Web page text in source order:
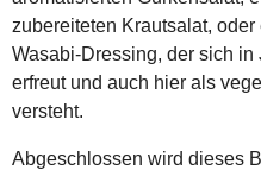
zubereiteten Krautsalat,
Wasabi-Dressing, der sich
erfreut und auch hier als
versteht.
Abgeschlossen wird dieses